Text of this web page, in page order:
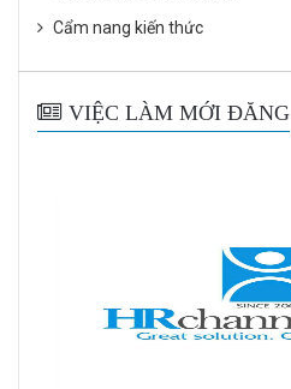
Cẩm nang kiến thức
VIỆC LÀM MỚI ĐĂNG